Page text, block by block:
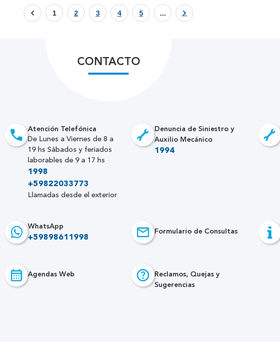
1 2 3 4 5 ...
CONTACTO
Atención Telefónica
De Lunes a Viernes de 8 a
19 hs Sábados y feriados
laborables de 9 a 17 hs
1998
+59822033773
Llamadas desde el exterior
Denuncia de Siniestro y
Auxilio Mecánico
1994
WhatsApp
+59898611998
Formulario de Consultas
Agendas Web
Reclamos, Quejas y
Sugerencias